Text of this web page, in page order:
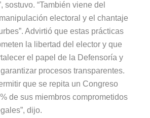
sostuvo. “También viene del
electoral y el chantaje
Advirtió que estas prácticas
la libertad del elector y que
el papel de la Defensoría y
procesos transparentes.
que se repita un Congreso
de sus miembros comprometidos
dijo.